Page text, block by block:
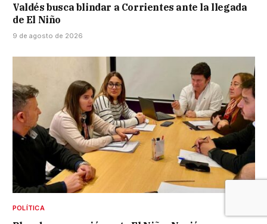
Valdés busca blindar a Corrientes ante la llegada
de El Niño
9 de agosto de 2026
POLÍTICA